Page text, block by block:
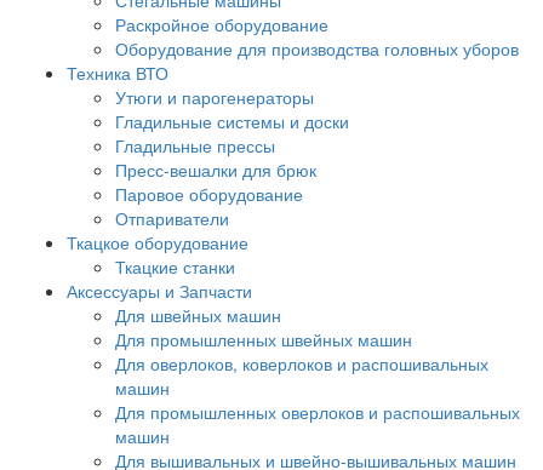
Раскройное оборудование
Оборудование для производства головных уборов
Техника ВТО
Утюги и парогенераторы
Гладильные системы и доски
Гладильные прессы
Пресс-вешалки для брюк
Паровое оборудование
Отпариватели
Ткацкое оборудование
Ткацкие станки
Аксессуары и Запчасти
Для швейных машин
Для промышленных швейных машин
Для оверлоков, коверлоков и распошивальных
машин
Для промышленных оверлоков и распошивальных
машин
Для вышивальных и швейно-вышивальных машин